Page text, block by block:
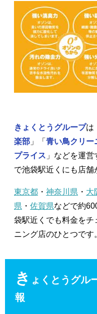
きょくとうグループは
楽部 」「 青い鳥クリー
プライス 」などを運
で池袋駅近くにも店舗
東京都 ・ 神奈川県 ・ 大
県 ・ 佐賀県などで約
袋駅近くでも料金をチ
ニング店のひとつです
き ょくとうグル
報